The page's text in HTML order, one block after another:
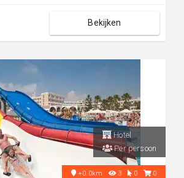
Bekijken
Hotel
Per persoon
+0.0km 3 0 0